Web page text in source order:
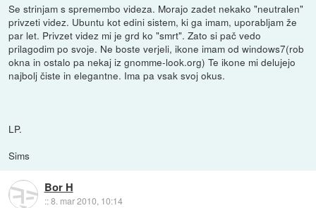
Se strinjam s spremembo videza. Morajo zadet nekako "neutralen"
privzeti videz. Ubuntu kot edini sistem, ki ga imam, uporabljam že
par let. Privzet videz mi je grd ko "smrt". Zato si pač vedo
prilagodim po svoje. Ne boste verjeli, ikone imam od windows7(rob
okna in ostalo pa nekaj iz gnomme-look.org) Te ikone mi delujejo
najbolj čiste in elegantne. Ima pa vsak svoj okus.
LP.
Sims
Bor H
::8. mar 2010, 10:14